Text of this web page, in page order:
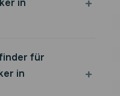
in
für
in